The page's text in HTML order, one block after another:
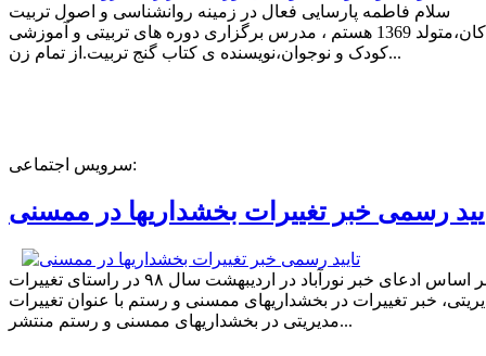
سلام فاطمه پارسایی فعال در زمینه روانشناسی و اصول تربیت
کودکان،متولد 1369 هستم ، مدرس برگزاری دوره های تربیتی و آموزشی
کودک و نوجوان،نویسنده ی کتاب گنج تربیت.از تمام زن...
سرویس اجتماعی:
رسمی خبر تغییرات بخشداریها در ممسنی
بر اساس ادعای خبر نورآباد در اردیبهشت سال ۹۸ در راستای تغییرات
خبر تغییرات در بخشداریهای ممسنی و رستم با عنوان تغییرات
مدیریتی در بخشداریهای ممسنی و رستم منتشر...